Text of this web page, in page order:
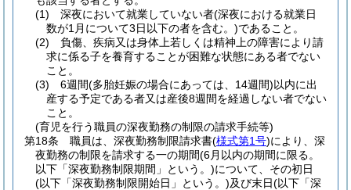
(1)
深夜において就業していない者(深夜における就業日
数が1月について3日以下の者を含む。)であること。
(2)
負傷、疾病又は身体上若しくは精神上の障害により請
求に係る子を養育することが困難な状態にある者でない
こと。
(3)
6週間(多胎妊娠の場合にあっては、14週間)以内に出
産する予定である者又は産後8週間を経過しない者でない
こと。
(育児を行う職員の深夜勤務の制限の請求手続等)
第18条
職員は、深夜勤務制限請求書(様式第1号)により、深
夜勤務の制限を請求する一の期間(6月以内の期間に限る。
以下「深夜勤務制限期間」という。)について、その初日
(以下「深夜勤務制限開始日」という。)及び末日(以下「深